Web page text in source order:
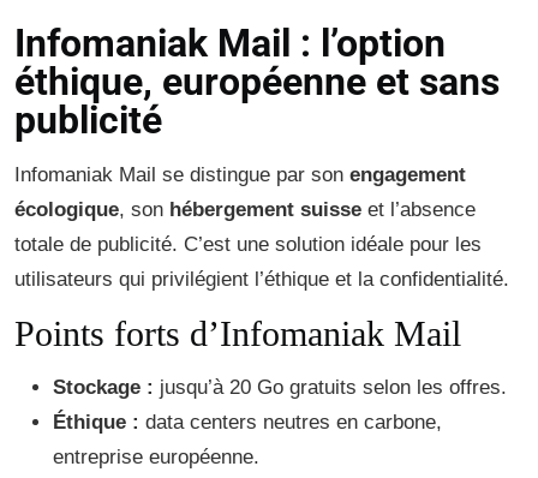
Infomaniak Mail : l’option
éthique, européenne et sans
publicité
Infomaniak Mail se distingue par son engagement
écologique, son hébergement suisse et l’absence
totale de publicité. C’est une solution idéale pour les
utilisateurs qui privilégient l’éthique et la confidentialité.
Points forts d’Infomaniak Mail
Stockage : jusqu’à 20 Go gratuits selon les offres.
Éthique : data centers neutres en carbone,
entreprise européenne.